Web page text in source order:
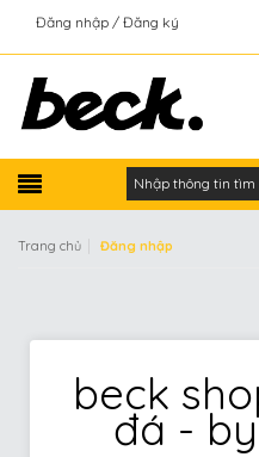
Đăng nhập Đăng ký
Trang chủ Đăng nhập
beck
đá -